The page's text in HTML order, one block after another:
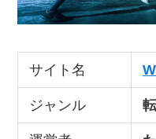
サイト名
ジャンル